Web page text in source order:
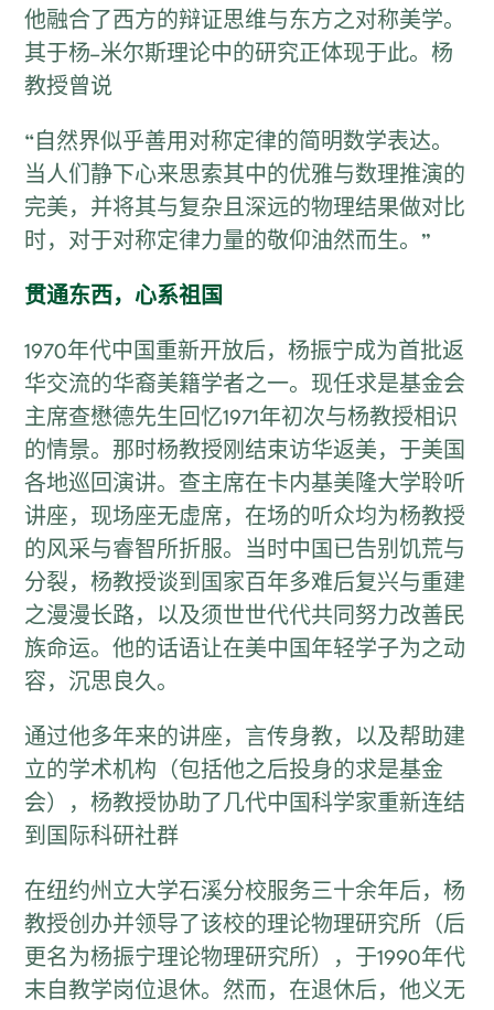
他融合了西方的辩证思维与东方之对称美学。
其于杨–米尔斯理论中的研究正体现于此。杨
教授曾说
“自然界似乎善用对称定律的简明数学表达。
当人们静下心来思索其中的优雅与数理推演的
完美，并将其与复杂且深远的物理结果做对比
时，对于对称定律力量的敬仰油然而生。”
贯通东西，心系祖国
1970年代中国重新开放后，杨振宁成为首批返
华交流的华裔美籍学者之一。现任求是基金会
主席查懋德先生回忆1971年初次与杨教授相识
的情景。那时杨教授刚结束访华返美，于美国
各地巡回演讲。查主席在卡内基美隆大学聆听
讲座，现场座无虚席，在场的听众均为杨教授
的风采与睿智所折服。当时中国已告别饥荒与
分裂，杨教授谈到国家百年多难后复兴与重建
之漫漫长路，以及须世世代代共同努力改善民
族命运。他的话语让在美中国年轻学子为之动
容，沉思良久。
通过他多年来的讲座，言传身教，以及帮助建
立的学术机构（包括他之后投身的求是基金
会），杨教授协助了几代中国科学家重新连结
到国际科研社群
在纽约州立大学石溪分校服务三十余年后，杨
教授创办并领导了该校的理论物理研究所（后
更名为杨振宁理论物理研究所），于1990年代
末自教学岗位退休。然而，在退休后，他义无